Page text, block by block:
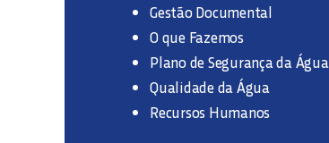
Gestão Documental
O que Fazemos
Plano de Segurança da Água
Qualidade da Água
Recursos Humanos